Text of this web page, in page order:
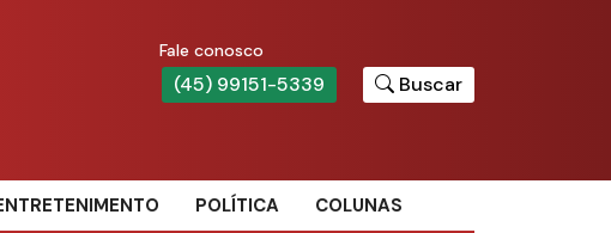
Fale conosco
(45) 99151-5339 Buscar
POLÍTICA COLUNAS